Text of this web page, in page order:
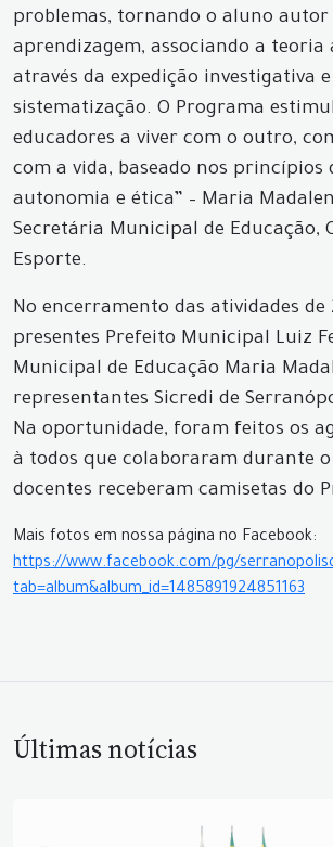
problemas, tornando o aluno autor
aprendizagem, associando a teoria
através da expedição investigativa e
sistematização. O Programa
educadores a viver com o outro,
com a vida, baseado nos princípios
autonomia e ética” – Maria
Secretária Municipal de Educação,
Esporte.
No encerramento das atividades de
presentes Prefeito Municipal Luiz
Municipal de Educação Maria
representantes Sicredi de
Na oportunidade, foram feitos os
à todos que colaboraram durante o
docentes receberam camisetas do
Mais fotos em nossa página no Facebook:
https://www.facebook.com/pg/
tab=album&album_id=1485891924851163
Últimas notícias